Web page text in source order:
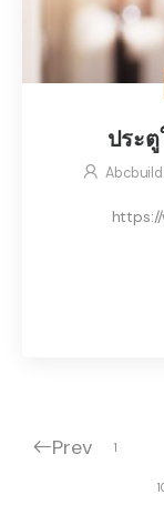
ประ
Prev 1